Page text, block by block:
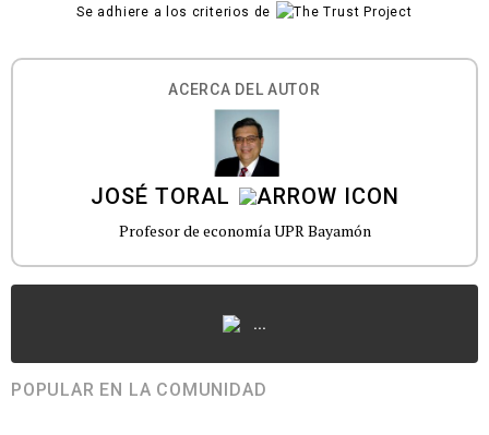
Se adhiere a los criterios de
ACERCA DEL AUTOR
JOSÉ TORAL
Profesor de economía UPR Bayamón
...
POPULAR EN LA COMUNIDAD